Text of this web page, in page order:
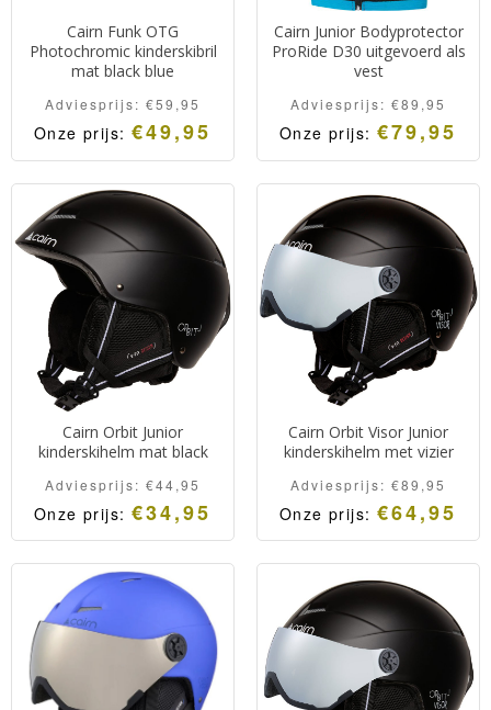
Cairn Funk OTG
Photochromic kinderskibril
mat black blue
Adviesprijs: €59,95
Oorspronkelijke
prijs
Adviesprijs:
€59,95.
Onze prijs: €49,95
Huidige
prijs
Onze
prijs:
€49,95.
Kinderskibril van het
Franse merk Cairn
voorzien van een
meekleurende lens.
Cairn Junior Bodyprotector
ProRide D30 uitgevoerd als
vest
Adviesprijs: €89,95
Onze prijs: €79,95
Bodyprotector voor
junioren van het Franse
merk Cairn.
Geschikt voor
mountainbiken en skiën.
Comfortabel en biedt veel
bescherming.
Cairn Orbit Junior
kinderskihelm mat black
Adviesprijs: €44,95
Onze prijs: €34,95
Degelijke, sportieve en
comfortabele
kinderskihelm van het
Franse merk Cairn
Cairn Orbit Visor Junior
kinderskihelm met vizier
Adviesprijs: €89,95
Onze prijs: €64,95
Degelijke en
comfortabele
kindervizierhelm van het
Franse merk Cairn